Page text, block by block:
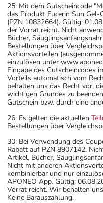
25: Mit dem Gutscheincode
das Produkt Eucerin Sun
(PZN 10832664). Gültig:
der Vorrat reicht. Nicht
Bücher,
Bestellungen über
Aktionsvorteilen
einzulösen unter
Eingabe des Gutscheincodes
Vorteils automatisch vom
behalten uns das Recht vor,
wichtigen Grundes zu
Gutschein bzw. durch eine
26: Es gelten die aktuellen
Bestellungen über
30: Bei Verwendung des
Rabatt auf PZN 8907142.
Artikel, Bücher,
Nicht mit anderen
kombinierbar und nur
APONEO App. Gültig:
Vorrat reicht. Wir behalten
Keine Barauszahlung.